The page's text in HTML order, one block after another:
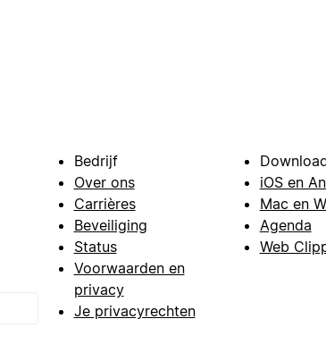
Bedrijf
Over ons
Carrières
Beveiliging
Status
Voorwaarden en
privacy
Je privacyrechten
iOS en
Mac en
Agenda
Web